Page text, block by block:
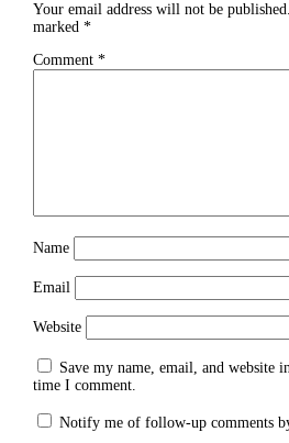
Your email address will not be published.
marked *
Comment *
Name
Email
Website
Save my name, email, and website
time I comment.
Notify me of follow-up comments